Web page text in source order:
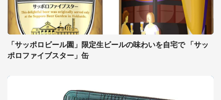
「サッポロビール園」限定生ビールの味わいを自宅で 「サッ
ポロファイブスター」缶